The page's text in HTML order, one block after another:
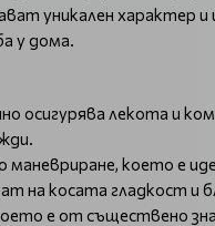
уникален характер
у дома.
осигурява лекота и
което е
на косата гладкост и
е от съществено